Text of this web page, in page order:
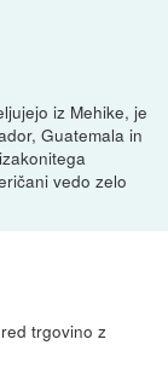
iz Mehike, je
Guatemala in
vedo zelo
trgovino z